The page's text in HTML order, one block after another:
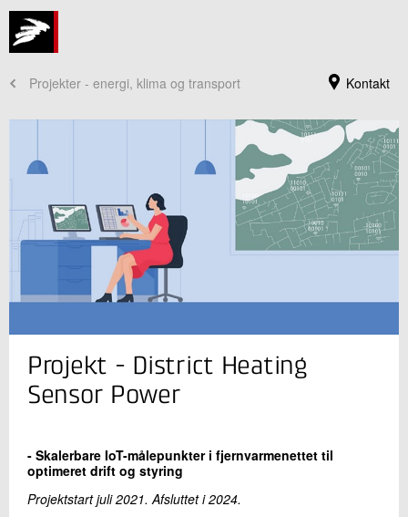
Kontakt
Projekter - energi, klima og transport
Jeg er din kontaktperson
Christina Kjær Langeland
Sektionsleder
Installation og Kalibrering
Skriv til mig
Projekt - District Heating
Sensor Power
- Skalerbare IoT-målepunkter i fjernvarmenettet til
optimeret drift og styring
Projektstart juli 2021. Afsluttet i 2024.